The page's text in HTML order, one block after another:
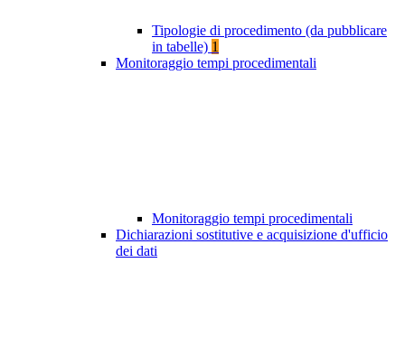
Tipologie di procedimento (da pubblicare
in tabelle) 1
Monitoraggio tempi procedimentali
Monitoraggio tempi procedimentali
Dichiarazioni sostitutive e acquisizione d'ufficio
dei dati